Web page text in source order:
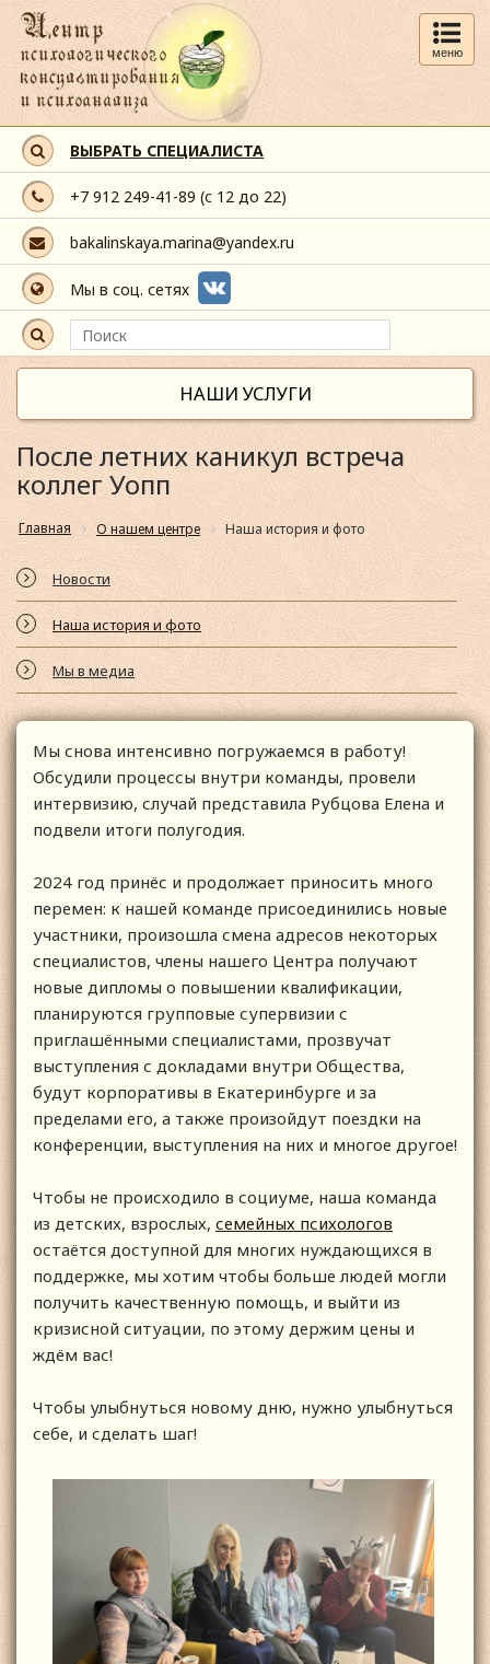
меню
ВЫБРАТЬ СПЕЦИАЛИСТА
+7 912 249-41-89 (с 12 до 22)
bakalinskaya.marina@yandex.ru
Мы в соц. сетях
НАШИ УСЛУГИ
После летних каникул встреча
коллег Уопп
Главная О нашем центре Наша история и фото
Новости
Наша история и фото
Мы в медиа
Мы снова интенсивно погружаемся в работу!
Обсудили процессы внутри команды, провели
интервизию, случай представила Рубцова Елена и
подвели итоги полугодия.
2024 год принёс и продолжает приносить много
перемен: к нашей команде присоединились новые
участники, произошла смена адресов некоторых
специалистов, члены нашего Центра получают
новые дипломы о повышении квалификации,
планируются групповые супервизии с
приглашёнными специалистами, прозвучат
выступления с докладами внутри Общества,
будут корпоративы в Екатеринбурге и за
пределами его, а также произойдут поездки на
конференции, выступления на них и многое другое!
Чтобы не происходило в социуме, наша команда
из детских, взрослых, семейных психологов
остаётся доступной для многих нуждающихся в
поддержке, мы хотим чтобы больше людей могли
получить качественную помощь, и выйти из
кризисной ситуации, по этому держим цены и
ждём вас!
Чтобы улыбнуться новому дню, нужно улыбнуться
себе, и сделать шаг!